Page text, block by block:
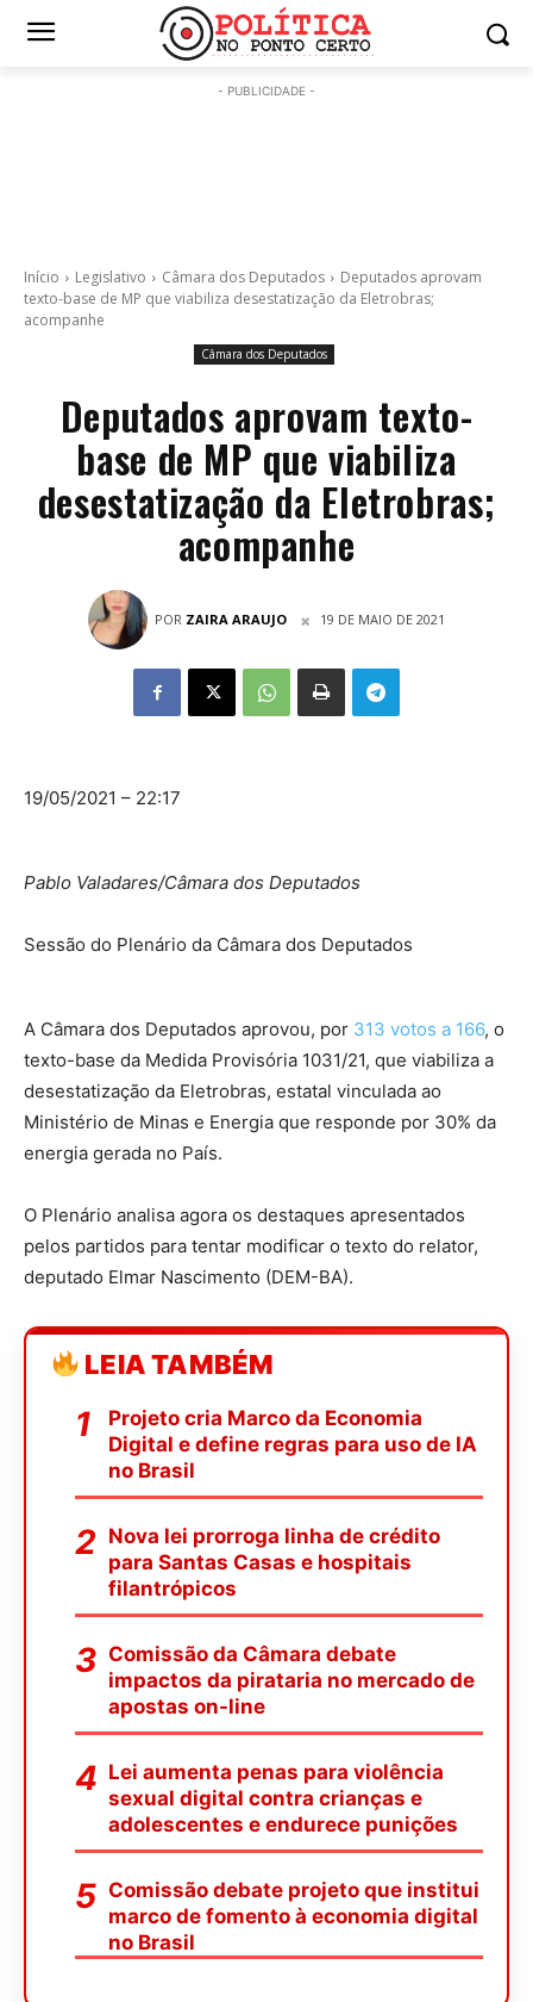
- PUBLICIDADE -
Início Legislativo Câmara dos Deputados
Deputados aprovam
texto-base de MP que viabiliza desestatização da Eletrobras;
acompanhe
Câmara dos Deputados
Deputados aprovam texto-
base de MP que viabiliza
desestatização da Eletrobras;
acompanhe
POR ZAIRA ARAUJO 19 DE MAIO DE 2021
19/05/2021 – 22:17
Pablo Valadares/Câmara dos Deputados
Sessão do Plenário da Câmara dos Deputados
A Câmara dos Deputados aprovou, por 313 votos a 166, o
texto-base da Medida Provisória 1031/21, que viabiliza a
desestatização da Eletrobras, estatal vinculada ao
Ministério de Minas e Energia que responde por 30% da
energia gerada no País.
O Plenário analisa agora os destaques apresentados
pelos partidos para tentar modificar o texto do relator,
deputado Elmar Nascimento (DEM-BA).
LEIA TAMBÉM
Projeto cria Marco da Economia
Digital e define regras para uso de IA
no Brasil
Nova lei prorroga linha de crédito
para Santas Casas e hospitais
filantrópicos
Comissão da Câmara debate
impactos da pirataria no mercado de
apostas on-line
Lei aumenta penas para violência
sexual digital contra crianças e
adolescentes e endurece punições
Comissão debate projeto que institui
marco de fomento à economia digital
no Brasil